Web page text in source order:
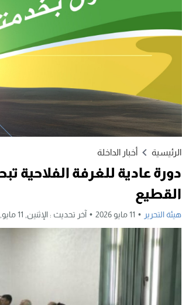
الرئيسية أخبار الداخلة
دورة عادية للغرفة الفلاحية
القطيع
هيئة التحرير 11 مايو 2026 آخر تحديث : الإثنين, 11 مايو, 2026 - 9:01 مساءً